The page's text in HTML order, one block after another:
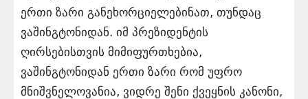
ერთი ზარი განეხორციელებინათ, თუნდაც
ვაშინგტონიდან. იმ პრეზიდენტის
ღირსებისთვის მიმიფურთხებია,
ვაშინგტონიდან ერთი ზარი რომ უფრო
მნიშვნელოვანია, ვიდრე შენი ქვეყნის კანონი,